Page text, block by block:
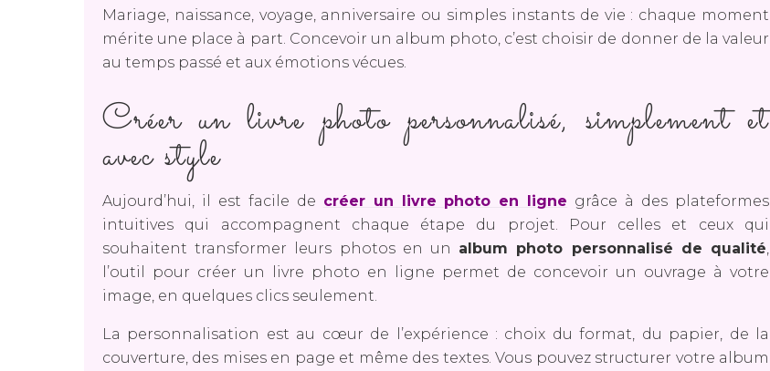
Mariage, naissance, voyage, anniversaire ou simples instants de vie : chaque moment
mérite une place à part. Concevoir un album photo, c’est choisir de donner de la valeur
au temps passé et aux émotions vécues.
Créer un livre photo personnalisé, simplement et
avec style
Aujourd’hui, il est facile de créer un livre photo en ligne grâce à des plateformes
intuitives qui accompagnent chaque étape du projet. Pour celles et ceux qui
souhaitent transformer leurs photos en un album photo personnalisé de qualité,
l’outil pour créer un livre photo en ligne permet de concevoir un ouvrage à votre
image, en quelques clics seulement.
La personnalisation est au cœur de l’expérience : choix du format, du papier, de la
couverture, des mises en page et même des textes. Vous pouvez structurer votre album